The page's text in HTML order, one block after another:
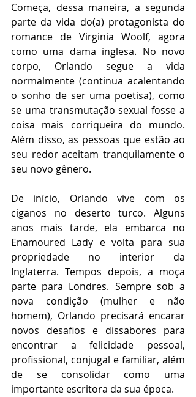
Começa, dessa maneira, a segunda
parte da vida do(a) protagonista do
romance de Virginia Woolf, agora
como uma dama inglesa. No novo
corpo, Orlando segue a vida
normalmente (continua acalentando
o sonho de ser uma poetisa), como
se uma transmutação sexual fosse a
coisa mais corriqueira do mundo.
Além disso, as pessoas que estão ao
seu redor aceitam tranquilamente o
seu novo gênero.
De início, Orlando vive com os
ciganos no deserto turco. Alguns
anos mais tarde, ela embarca no
Enamoured Lady e volta para sua
propriedade no interior da
Inglaterra. Tempos depois, a moça
parte para Londres. Sempre sob a
nova condição (mulher e não
homem), Orlando precisará encarar
novos desafios e dissabores para
encontrar a felicidade pessoal,
profissional, conjugal e familiar, além
de se consolidar como uma
importante escritora da sua época.